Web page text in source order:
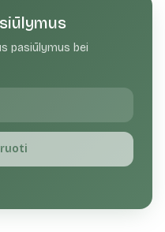
pasiūlymus bei